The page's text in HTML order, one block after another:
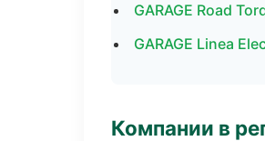
GARAGE Road
GARAGE Linea
Компании в